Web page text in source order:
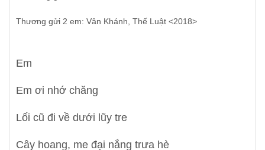
Thương gửi 2 em: Vân Khánh, Thế Luật <2018>
Em
Em ơi nhớ chăng
Lối cũ đi về dưới lũy tre
Cây hoang, me đại nắng trưa hè